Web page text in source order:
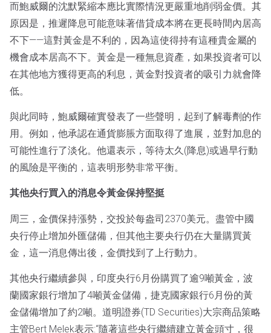
而鮑威爾的沈默緊縮本應比實際情況更嚴重地削弱金價。其
原因是，推遲降息可能意味著借貸成本將在更長時間內居高
不下——這對黃金是不利的，因為這使得持有這種貴金屬的
機會成本居高不下。黃金是一種無息資產，如果投資者可以
在其他地方獲得更高的利息，黃金對投資者的吸引力就會降
低。
與此同時，鮑威爾確實發表了一些聲明，起到了解毒劑的作
用。例如，他承認在通貨膨脹方面取得了進展，並對加息的
可能性進行了淡化。他還表示，等待太久(降息)或過早行動
的風險是平衡的，這表明形勢非常平衡。
其他央行買入的消息令黃金保持堅挺
周三，金價保持漲勢，交投於每盎司2370美元。盡管中國
央行停止增加外匯儲備，但其他主要央行仍在大量購買黃
金，這一消息傳出後，金價找到了上行動力。
其他央行繼續參與，印度央行6月份購買了逾9噸黃金，波
蘭國家銀行增加了4噸黃金儲備，捷克國家銀行6月份的黃
金儲備增加了約2噸。道明證券(TD Securities)大宗商品策略
主管Bert Melek表示:“隨著這些央行繼續建立黃金頭寸，很